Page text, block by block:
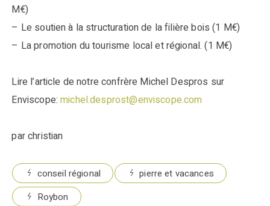
M€)
– Le soutien à la structuration de la filière bois (1 M€)
– La promotion du tourisme local et régional. (1 M€)
Lire l’article de notre confrère Michel Despros sur
Enviscope:michel.desprost@enviscope.com
par christian
conseil régional
pierre et vacances
Roybon